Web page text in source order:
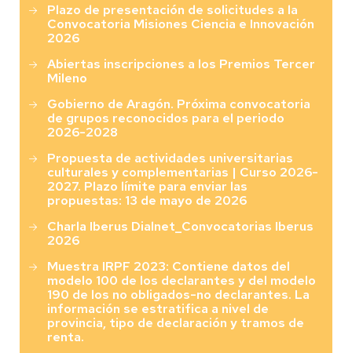
Plazo de presentación de solicitudes a la
Convocatoria Misiones Ciencia e Innovación
2026
Abiertas inscripciones a los Premios Tercer
Mileno
Gobierno de Aragón. Próxima convocatoria
de grupos reconocidos para el periodo
2026-2028
Propuesta de actividades universitarias
culturales y complementarias | Curso 2026-
2027. Plazo límite para enviar las
propuestas: 13 de mayo de 2026
Charla Iberus Dialnet_Convocatorias Iberus
2026
Muestra IRPF 2023: Contiene datos del
modelo 100 de los declarantes y del modelo
190 de los no obligados-no declarantes. La
información se estratifica a nivel de
provincia, tipo de declaración y tramos de
renta.